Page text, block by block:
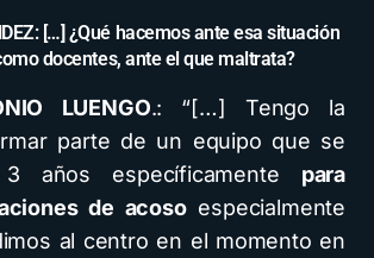
[…] ¿Qué hacemos ante esa situación
docentes, ante el que maltrata?
LUENGO.: “[…] Tengo la
parte de un equipo que se
años específicamente para
de acosoespecialmente
al centro en el momento en